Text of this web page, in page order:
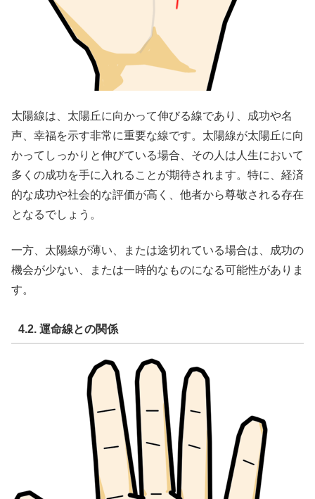
太陽線は、太陽丘に向かって伸びる線であり、成功や名
声、幸福を示す非常に重要な線です。太陽線が太陽丘に向
かってしっかりと伸びている場合、その人は人生において
多くの成功を手に入れることが期待されます。特に、経済
的な成功や社会的な評価が高く、他者から尊敬される存在
となるでしょう。
一方、太陽線が薄い、または途切れている場合は、成功の
機会が少ない、または一時的なものになる可能性がありま
す。
4.2. 運命線との関係